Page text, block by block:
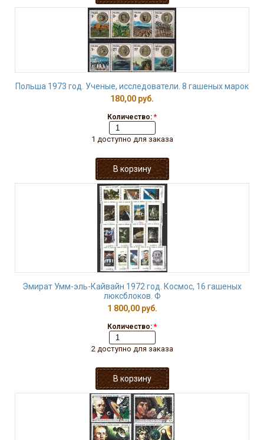
Польша 1973 год. Ученые, исследователи. 8 гашеных марок
180,00 руб.
Количество: *
1 доступно для заказа
Эмират Умм-эль-Кайвайн 1972 год. Космос, 16 гашеных
люксблоков. Ф
1 800,00 руб.
Количество: *
2 доступно для заказа